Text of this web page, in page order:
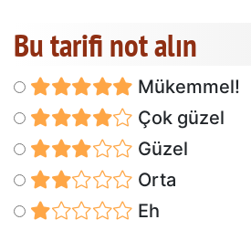
Bu tarifi not alın
Mükemmel!
Çok güzel
Güzel
Orta
Eh